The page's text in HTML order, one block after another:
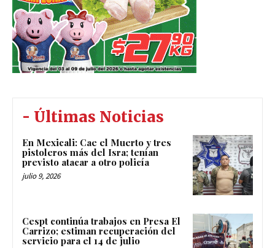
- Últimas Noticias
En Mexicali: Cae el Muerto y tres
pistoleros más del Isra; tenían
previsto atacar a otro policía
julio 9, 2026
Cespt continúa trabajos en Presa El
Carrizo; estiman recuperación del
servicio para el 14 de julio